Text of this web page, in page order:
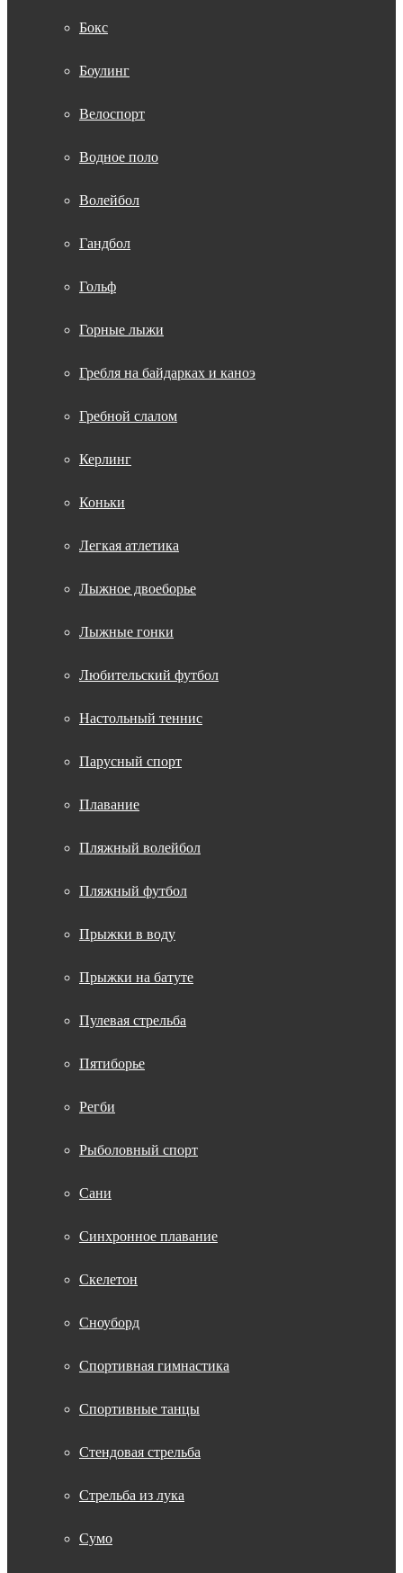
Бокс
Боулинг
Велоспорт
Водное поло
Волейбол
Гандбол
Гольф
Горные лыжи
Гребля на байдарках и каноэ
Гребной слалом
Керлинг
Коньки
Легкая атлетика
Лыжное двоеборье
Лыжные гонки
Любительский футбол
Настольный теннис
Парусный спорт
Плавание
Пляжный волейбол
Пляжный футбол
Прыжки в воду
Прыжки на батуте
Пулевая стрельба
Пятиборье
Регби
Рыболовный спорт
Сани
Синхронное плавание
Скелетон
Сноуборд
Спортивная гимнастика
Спортивные танцы
Стендовая стрельба
Стрельба из лука
Сумо